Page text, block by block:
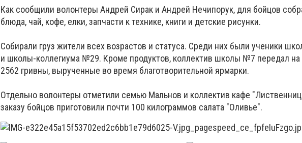
Как сообщили волонтеры Андрей Сирак и Андрей Нечипорук, для бойцов
блюда, чай, кофе, елки, запчасти к технике, книги и детские рисунки.
Собирали груз жители всех возрастов и статуса. Среди них были ученики
и школы-коллегиума №29. Кроме продуктов, коллектив школы №7 передал
2562 гривны, вырученные во время благотворительной ярмарки.
Отдельно волонтеры отметили семью Мальнов и коллектив кафе
заказу бойцов приготовили почти 100 килограммов салата "Оливье".